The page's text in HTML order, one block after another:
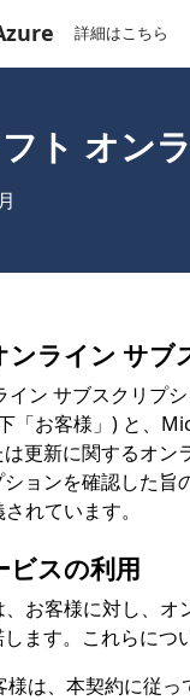
詳細はこちら
ト オン
ンライン サブ
イン サブスクリプ
「お客様」) と、
更新に関するオ
ョンを確認した
れています。
ビスの利用
お客様に対し、オ
ます。これらに
様は、本契約に従